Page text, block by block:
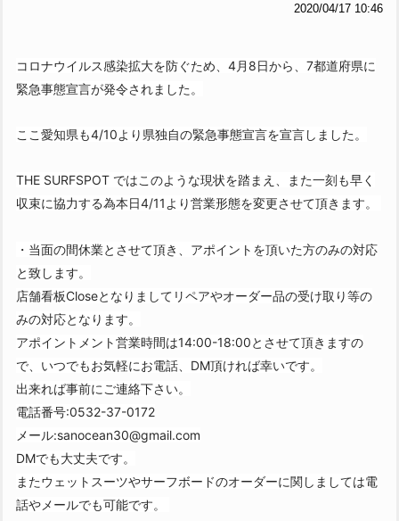
2020/04/17 10:46
コロナウイルス感染拡大を防ぐため、4月8日から、7都道府県に
緊急事態宣言が発令されました。
ここ愛知県も4/10より県独自の緊急事態宣言を宣言しました。
THE SURFSPOT ではこのような現状を踏まえ、また一刻も早く
収束に協力する為本日4/11より営業形態を変更させて頂きます。
・当面の間休業とさせて頂き、アポイントを頂いた方のみの対応
と致します。
店舗看板Closeとなりましてリペアやオーダー品の受け取り等の
みの対応となります。
アポイントメント営業時間は14:00-18:00とさせて頂きますの
で、いつでもお気軽にお電話、DM頂ければ幸いです。
出来れば事前にご連絡下さい。
電話番号:0532-37-0172
メール:sanocean30@gmail.com
DMでも大丈夫です。
またウェットスーツやサーフボードのオーダーに関しましては電
話やメールでも可能です。